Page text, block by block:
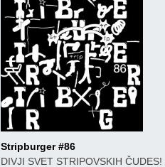
Stripburger #86
DIVJI SVET STRIPOVSKIH